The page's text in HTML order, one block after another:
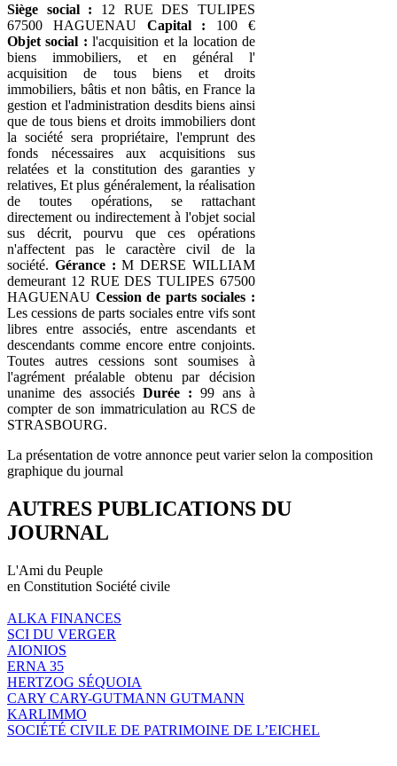
Siège social : 12 RUE DES TULIPES
67500 HAGUENAU Capital : 100 €
Objet social : l'acquisition et la location de
biens immobiliers, et en général l'
acquisition de tous biens et droits
immobiliers, bâtis et non bâtis, en France la
gestion et l'administration desdits biens ainsi
que de tous biens et droits immobiliers dont
la société sera propriétaire, l'emprunt des
fonds nécessaires aux acquisitions sus
relatées et la constitution des garanties y
relatives, Et plus généralement, la réalisation
de toutes opérations, se rattachant
directement ou indirectement à l'objet social
sus décrit, pourvu que ces opérations
n'affectent pas le caractère civil de la
société. Gérance : M DERSE WILLIAM
demeurant 12 RUE DES TULIPES 67500
HAGUENAU Cession de parts sociales :
Les cessions de parts sociales entre vifs sont
libres entre associés, entre ascendants et
descendants comme encore entre conjoints.
Toutes autres cessions sont soumises à
l'agrément préalable obtenu par décision
unanime des associés Durée : 99 ans à
compter de son immatriculation au RCS de
STRASBOURG.
La présentation de votre annonce peut varier selon la composition
graphique du journal
AUTRES PUBLICATIONS DU
JOURNAL
L'Ami du Peuple
en Constitution Société civile
ALKA FINANCES
SCI DU VERGER
AIONIOS
ERNA 35
HERTZOG SÉQUOIA
CARY CARY-GUTMANN GUTMANN
KARLIMMO
SOCIÉTÉ CIVILE DE PATRIMOINE DE L’EICHEL